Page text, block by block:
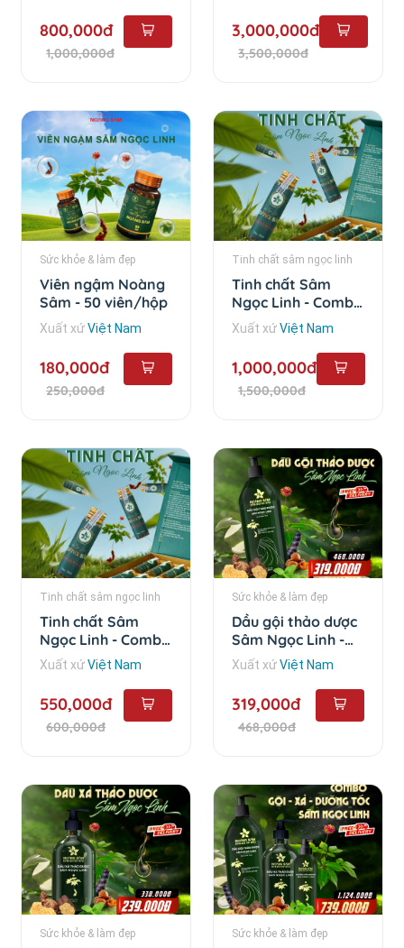
800,000đ
1,000,000đ
3,000,000đ
3,500,000đ
Sức khỏe & làm đẹp
Viên ngậm Noàng
Sâm - 50 viên/hộp
Xuất xứViệt Nam
180,000đ
250,000đ
Tinh chất sâm ngọc linh
Tinh chất Sâm
Ngọc Linh - Combo
10 chai
Xuất xứViệt Nam
1,000,000đ
1,500,000đ
Tinh chất sâm ngọc linh
Tinh chất Sâm
Ngọc Linh - Combo
5 chai
Xuất xứViệt Nam
550,000đ
600,000đ
Sức khỏe & làm đẹp
Dầu gội thảo dược
Sâm Ngọc Linh -
500ml
Xuất xứViệt Nam
319,000đ
468,000đ
Sức khỏe & làm đẹp Sức khỏe & làm đẹp